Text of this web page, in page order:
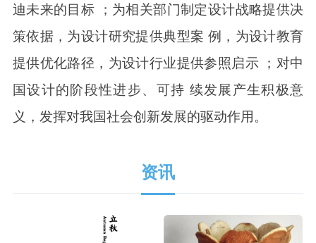
迪未来的目标 ；为相关部门制定设计战略提供决
策依据，为设计研究提供典型案 例，为设计教育
提供优化路径，为设计行业提供参照启示 ；对中
国设计的阶段性进步、可持 续发展产生积极意
义，发挥对我国社会创新发展的驱动作用。
资讯